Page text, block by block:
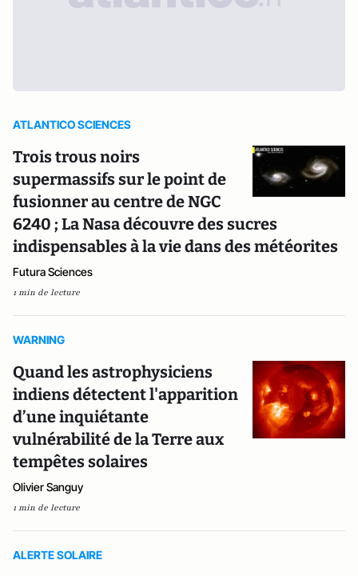
ATLANTICO SCIENCES
Trois trous noirs
supermassifs sur le point de
fusionner au centre de NGC
6240 ; La Nasa découvre des sucres
indispensables à la vie dans des météorites
Futura Sciences
1 min de lecture
WARNING
Quand les astrophysiciens
indiens détectent l'apparition
d’une inquiétante
vulnérabilité de la Terre aux
tempêtes solaires
Olivier Sanguy
1 min de lecture
ALERTE SOLAIRE